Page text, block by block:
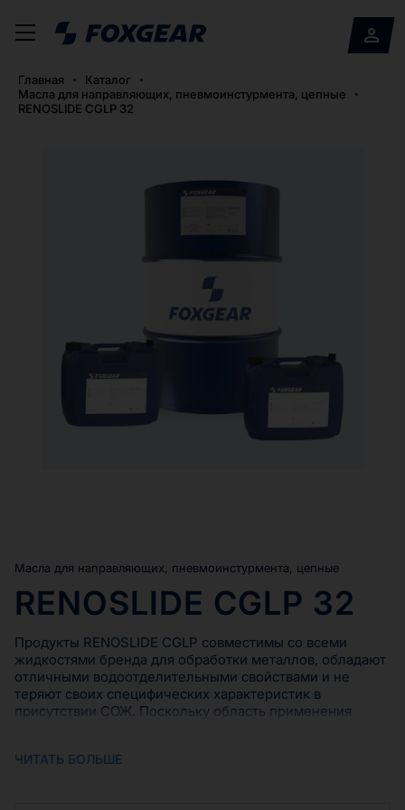
Главная
Каталог
Масла для направляющих, пневмоинстурмента, цепные
RENOSLIDE CGLP 32
Масла для направляющих, пневмоинстурмента, цепные
RENOSLIDE CGLP 32
Продукты RENOSLIDE CGLP совместимы со всеми
жидкостями бренда для обработки металлов, обладают
отличными водоотделительными свойствами и не
теряют своих специфических характеристик в
присутствии СОЖ. Поскольку область применения
использованы такие ингибиторы коррозии и окисления,
ЧИТАТЬ БОЛЬШЕ